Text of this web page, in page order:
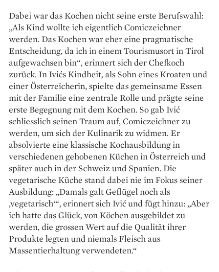
Dabei war das Kochen nicht seine erste Berufswahl:
„Als Kind wollte ich eigentlich Comic­zeichner
werden. Das Kochen war eher eine pragmatische
Entscheidung, da ich in einem Tourismusort in Tirol
aufgewachsen bin“, erinnert sich der Chefkoch
zurück. In Ivićs Kindheit, als Sohn eines Kroaten und
einer ­Österreicherin, spielte das gemeinsame Essen
mit der ­Familie eine zentrale Rolle und prägte seine
erste Begegnung mit dem Kochen. So gab Ivić
schliesslich seinen Traum auf, Comiczeichner zu
werden, um sich der Kulinarik zu widmen. Er
absolvierte eine klassische Kochausbildung in
verschiedenen gehobenen Küchen in Österreich und
später auch in der Schweiz und Spanien. Die
vegetarische ­Küche stand dabei nie im Fokus seiner
Ausbildung: „Damals galt Geflügel noch als
‚vegetarisch‘“, erinnert sich Ivić und fügt hinzu: „Aber
ich hatte das Glück, von Köchen ausgebildet zu
werden, die grossen Wert auf die Qualität ihrer
Produkte legten und niemals Fleisch aus
Massentierhaltung verwendeten.“